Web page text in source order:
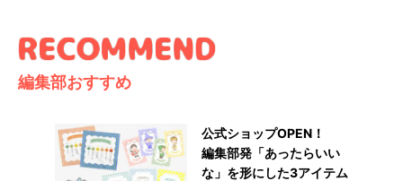
編集部おすすめ
公式ショップOPEN！
編集部発「あったらいい
な」を形にした3アイテム